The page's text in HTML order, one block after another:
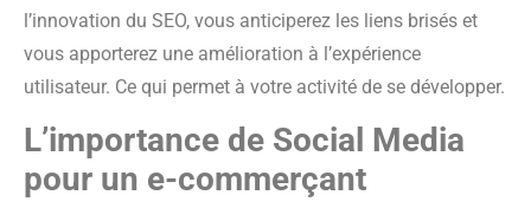
l’innovation du SEO, vous anticiperez les liens brisés et
vous apporterez une amélioration à l’expérience
utilisateur. Ce qui permet à votre activité de se développer.
L’importance de Social Media
pour un e-commerçant